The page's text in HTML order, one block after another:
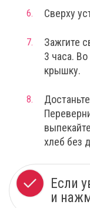
Сверху
Зажгите
3 часа.
крышку.
хлеб без
Если
и